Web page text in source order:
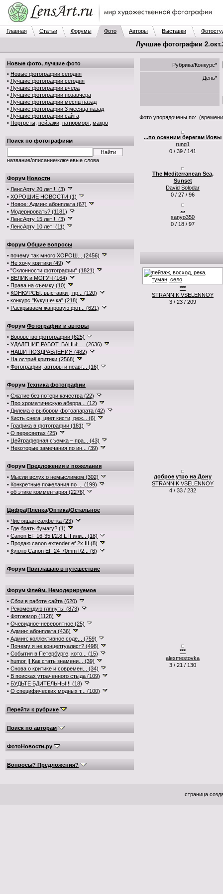
Главная Статьи Форумы Фото Авторы Выставки
Лучшие фотографии
Новые фото, лучшие фото
• Новые фотографии сегодня
• Лучшие фотографии сегодня
• Лучшие фотографии вчера
• Лучшие фотографии позавчера
• Лучшие фотографии месяц назад
• Лучшие фотографии 3 месяца назад
• Лучшие фотографии сайта:
• Портреты пейзажи натюрморт, макро
Поиск по фотографиям
название/описание/ключевые слова
Форум Новости
• ЛенсАрту 20 лет!!! (3)
• ХОРОШИЕ НОВОСТИ (1)
• Новое: Админ: абонплата (67)
• Модерировать? (1181)
• ЛенсАрту 15 лет!!! (3)
• ЛенсАрту 10 лет! (11)
Форум Общие вопросы
• почему так много ХОРОШ... (2456)
• Не хочу критики (49)
• "Склонности фотографии" (1821)
• ВЕЛИК и МОГУЧ (164)
• Права на съемку (10)
• КОНКУРСЫ, выставки , пр... (120)
• конкурс "Кукушечка" (218)
• Раскрываем жанровую фот... (621)
Форум Фотографии и авторы
• Воровство фотографии (625)
• УДАЛЕНИЕ РАБОТ, БАНЫ: ... (2636)
• НАШИ ПОЗДРАВЛЕНИЯ (482)
• На остриё критики (2568)
• Фотографии, авторы и неавт... (16)
Форум Техника фотографии
• Сжатие без потери качества (22)
• Про хроматическую аберра... (12)
• Дилема с выбором фотоапарата (42)
• Кисть снега, цвет кисти, реж... (6)
• Графика в фотографии (181)
• О пересветах (25)
• Цейтраферная съемка – пра... (43)
• Некоторые замечания по ин... (39)
Форум Предложения и пожелания
• Мысли вслух о немыслимом (302)
• Конкретные пожелания по ... (199)
• об этике комментария (2276)
Цифра/Пленка/Оптика/Остальное
• Чистящая салфетка (23)
• Где брать бумагу? (1)
• Canon EF 16-35 f/2.8 L II или... (18)
• Продаю canon extender ef 2x III (8)
• Куплю Canon EF 24-70mm f/2... (6)
Форум Приглашаю в путешествие
Форум Флейм. Немодерируемое
• Сбои в работе сайта (620)
• Рекомендую глянуть! (873)
• Фотоюмор (1128)
• Очевидное-невероятное (25)
• Админ: абонплата (436)
• Админ: коллективное соде... (759)
• Почему я не концептуалист? (498)
• События в Петербурге, кото... (15)
• humor || Как стать знамени... (39)
• Снова о критике и современ... (34)
• В поисках утраченного стыда (109)
• БУДЬТЕ БДИТЕЛЬНЫ!!! (18)
• О специфических модных т... (100)
Перейти к рубрике
Поиск по авторам
ФотоНовости.ру
Вопросы? Предложения?
Рубрика/Конкурс*
День*
Фото упорядочены по: (времени
...по осенним берегам Иовы
rung1
0 / 39 / 141
The Mediterranean Sea,
Sunset
David Solodar
0 / 27 / 96
...
sanyo350
0 / 18 / 97
***
STRANNIK VSELENNOY
3 / 23 / 209
доброе утро на Дону
STRANNIK VSELENNOY
4 / 33 / 232
***
alexmestovka
3 / 21 / 130
страница